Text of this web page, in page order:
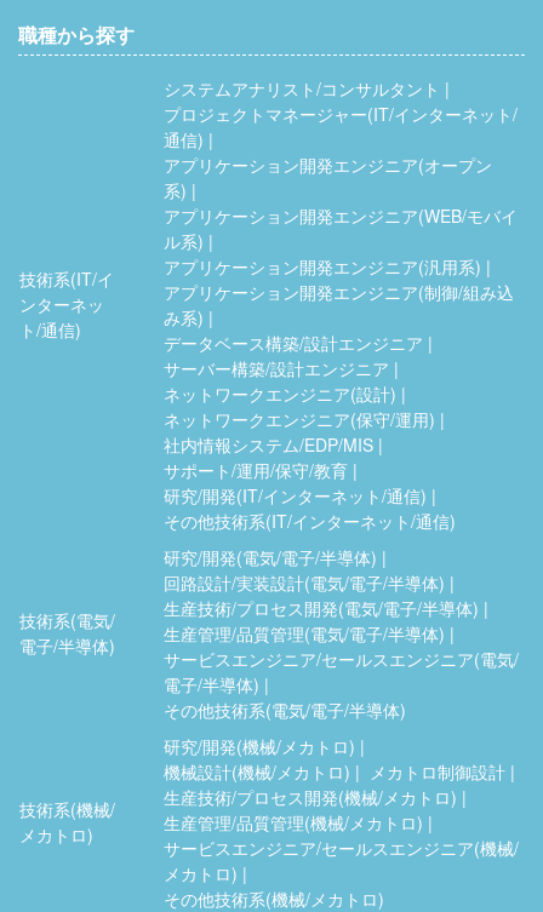
職種から探す
技術系(IT/イ
ンターネッ
ト/通信)
システムアナリスト/コンサルタント
プロジェクトマネージャー(IT/インターネット/
通信)
アプリケーション開発エンジニア(オープン
系)
アプリケーション開発エンジニア(WEB/モバイ
ル系)
アプリケーション開発エンジニア(汎用系)
アプリケーション開発エンジニア(制御/組み込
み系)
データベース構築/設計エンジニア
サーバー構築/設計エンジニア
ネットワークエンジニア(設計)
ネットワークエンジニア(保守/運用)
社内情報システム/EDP/MIS
サポート/運用/保守/教育
研究/開発(IT/インターネット/通信)
その他技術系(IT/インターネット/通信)
技術系(電気/
電子/半導体)
研究/開発(電気/電子/半導体)
回路設計/実装設計(電気/電子/半導体)
生産技術/プロセス開発(電気/電子/半導体)
生産管理/品質管理(電気/電子/半導体)
サービスエンジニア/セールスエンジニア(電気/
電子/半導体)
その他技術系(電気/電子/半導体)
技術系(機械/
メカトロ)
研究/開発(機械/メカトロ)
機械設計(機械/メカトロ)
メカトロ制御設計
生産技術/プロセス開発(機械/メカトロ)
生産管理/品質管理(機械/メカトロ)
サービスエンジニア/セールスエンジニア(機械/
メカトロ)
その他技術系(機械/メカトロ)